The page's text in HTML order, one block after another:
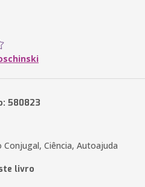
580823
Conjugal, Ciência, Autoajuda
livro